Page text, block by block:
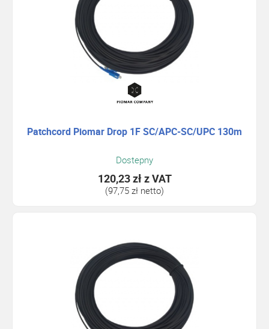
Patchcord Piomar Drop 1F SC/APC-SC/UPC 130m
Dostepny
120,23 złz VAT
(97,75 zł netto)